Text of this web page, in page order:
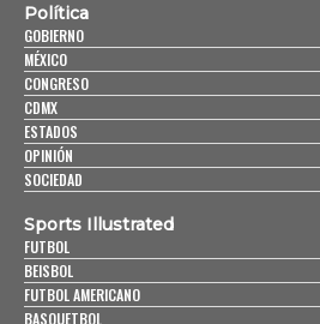
Política
GOBIERNO
MÉXICO
CONGRESO
CDMX
ESTADOS
OPINIÓN
SOCIEDAD
Sports Illustrated
FUTBOL
BEISBOL
FUTBOL AMERICANO
BASQUETBOL